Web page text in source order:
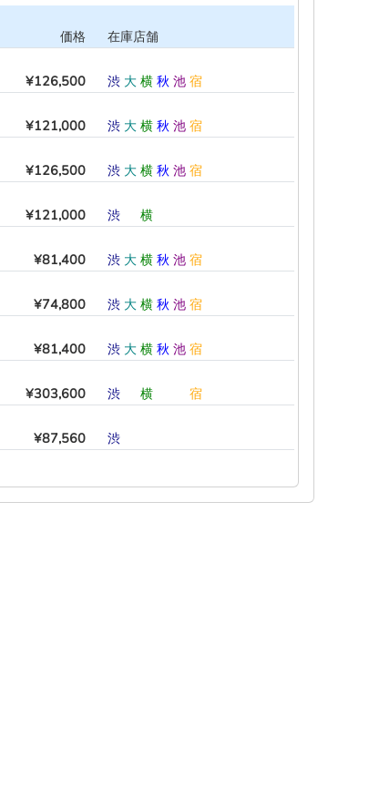
価格 在庫店舗
¥126,500 渋 大 横 秋 池 宿
¥121,000 渋 大 横 秋 池 宿
¥126,500 渋 大 横 秋 池 宿
¥121,000 渋 横
¥81,400 渋 大 横 秋 池 宿
¥74,800 渋 大 横 秋 池 宿
¥81,400 渋 大 横 秋 池 宿
¥303,600 渋 横 宿
¥87,560 渋